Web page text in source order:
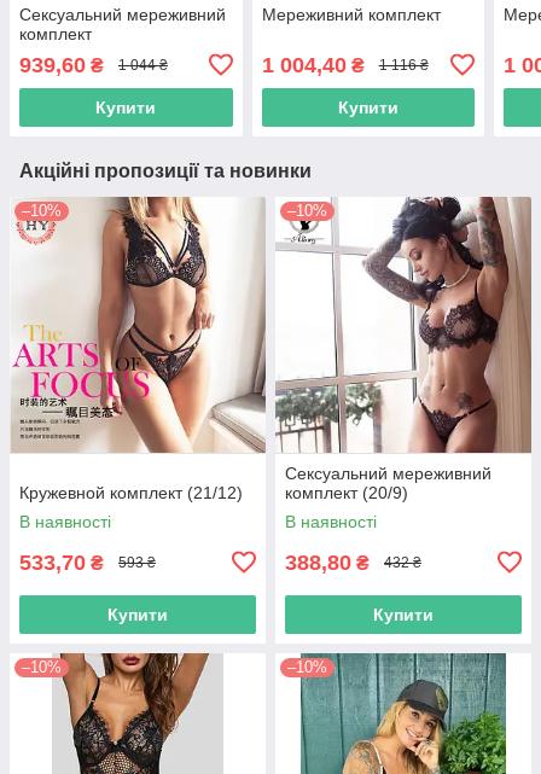
Сексуальний мереживний
комплект
939,60 ₴ 1 044 ₴
Купити
Мереживний комплект
1 004,40₴ 1 116 ₴
Купити
1
Акційні пропозиції та новинки
–10%
Кружевной комплект (21/12)
В наявності
533,70 ₴ 593 ₴
Купити
–10%
Сексуальний мереживний
комплект (20/9)
В наявності
388,80 ₴ 432 ₴
Купити
–10% –10%